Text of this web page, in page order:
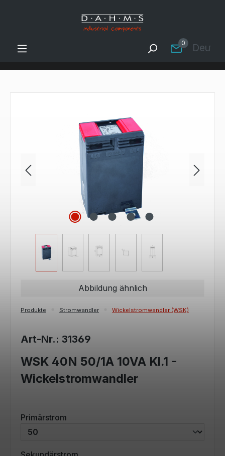
Zum Hauptinhalt springen
0
Bildergalerie überspringen
Abbildung ähnlich
Produkte Stromwandler Wickelstromwandler (WSK)
Art-Nr.: 31369
WSK 40N 50/1A 10VA Kl.1 -
Wickelstromwandler
Primärstrom